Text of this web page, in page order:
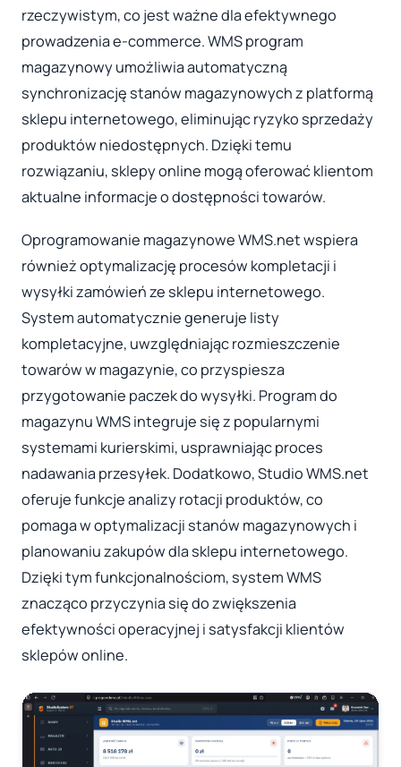
rzeczywistym, co jest ważne dla efektywnego
prowadzenia e-commerce. WMS program
magazynowy umożliwia automatyczną
synchronizację stanów magazynowych z platformą
sklepu internetowego, eliminując ryzyko sprzedaży
produktów niedostępnych. Dzięki temu
rozwiązaniu, sklepy online mogą oferować klientom
aktualne informacje o dostępności towarów.
Oprogramowanie magazynowe WMS.net wspiera
również optymalizację procesów kompletacji i
wysyłki zamówień ze sklepu internetowego.
System automatycznie generuje listy
kompletacyjne, uwzględniając rozmieszczenie
towarów w magazynie, co przyspiesza
przygotowanie paczek do wysyłki. Program do
magazynu WMS integruje się z popularnymi
systemami kurierskimi, usprawniając proces
nadawania przesyłek. Dodatkowo, Studio WMS.net
oferuje funkcje analizy rotacji produktów, co
pomaga w optymalizacji stanów magazynowych i
planowaniu zakupów dla sklepu internetowego.
Dzięki tym funkcjonalnościom, system WMS
znacząco przyczynia się do zwiększenia
efektywności operacyjnej i satysfakcji klientów
sklepów online.